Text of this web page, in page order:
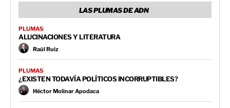
LAS PLUMAS DE ADN
PLUMAS
ALUCINACIONES Y LITERATURA
Raúl Ruiz
PLUMAS
¿EXISTEN TODAVÍA POLÍTICOS INCORRUPTIBLES?
Héctor Molinar Apodaca